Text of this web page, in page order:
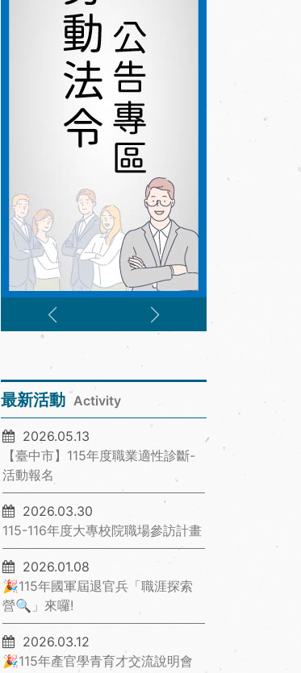
最新活動 Activity
2026.05.13
【臺中市】115年度職業適性診斷-
活動報名
2026.03.30
115-116年度大專校院職場參訪計畫
2026.01.08
🎉115年國軍屆退官兵「職涯探索
營🔍」來囉!
2026.03.12
🎉115年產官學青育才交流說明會